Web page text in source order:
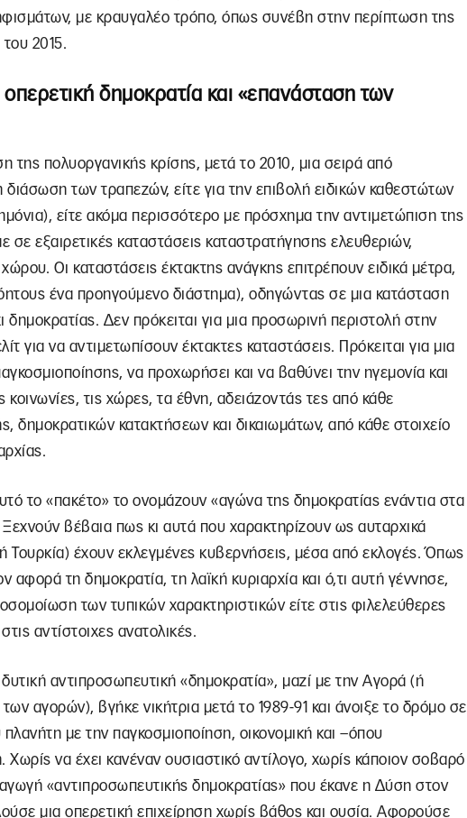
με κραυγαλέο τρόπο, όπως συνέβη στην περίπτωση της
2015.
οπερετική δημοκρατία και «επανάσταση των
πολυοργανικής κρίσης, μετά το 2010, μια σειρά από
διάσωση των τραπεζών, είτε για την επιβολή ειδικών καθεστώτων
είτε ακόμα περισσότερο με πρόσχημα την αντιμετώπιση της
σε εξαιρετικές καταστάσεις καταστρατήγησης ελευθεριών,
Οι καταστάσεις έκτακτης ανάγκης επιτρέπουν ειδικά μέτρα,
ένα προηγούμενο διάστημα), οδηγώντας σε μια κατάσταση
δημοκρατίας. Δεν πρόκειται για μια προσωρινή περιστολή στην
για να αντιμετωπίσουν έκτακτες καταστάσεις. Πρόκειται για μια
να προχωρήσει και να βαθύνει την ηγεμονία και
κοινωνίες, τις χώρες, τα έθνη, αδειάζοντάς τες από κάθε
δημοκρατικών κατακτήσεων και δικαιωμάτων, από κάθε στοιχείο
το «πακέτο» το ονομάζουν «αγώνα της δημοκρατίας ενάντια στα
βέβαια πως κι αυτά που χαρακτηρίζουν ως αυταρχικά
Τουρκία) έχουν εκλεγμένες κυβερνήσεις, μέσα από εκλογές. Όπως
αφορά τη δημοκρατία, τη λαϊκή κυριαρχία και ό,τι αυτή γέννησε,
των τυπικών χαρακτηριστικών είτε στις φιλελεύθερες
αντίστοιχες ανατολικές.
αντιπροσωπευτική «δημοκρατία», μαζί με την Αγορά (ή
των αγορών), βγήκε νικήτρια μετά το 1989-91 και άνοιξε το δρόμο σε
πλανήτη με την παγκοσμιοποίηση, οικονομική και –όπου
Χωρίς να έχει κανέναν ουσιαστικό αντίλογο, χωρίς κάποιον σοβαρό
«αντιπροσωπευτικής δημοκρατίας» που έκανε η Δύση στον
μια οπερετική επιχείρηση χωρίς βάθος και ουσία. Αφορούσε